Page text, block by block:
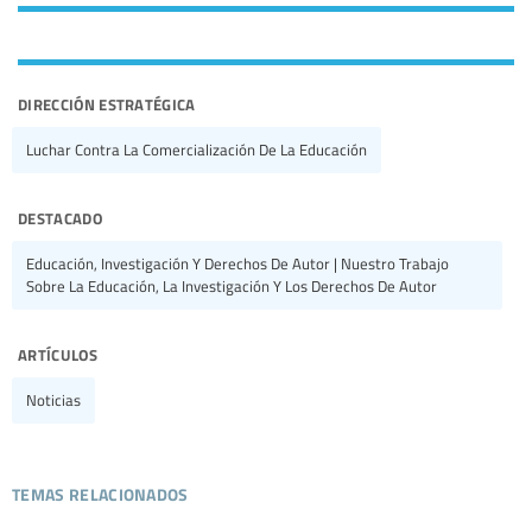
dirección estratégica
Luchar Contra La Comercialización De La Educación
destacado
Educación, Investigación Y Derechos De Autor | Nuestro Trabajo
Sobre La Educación, La Investigación Y Los Derechos De Autor
artículos
Noticias
temas relacionados